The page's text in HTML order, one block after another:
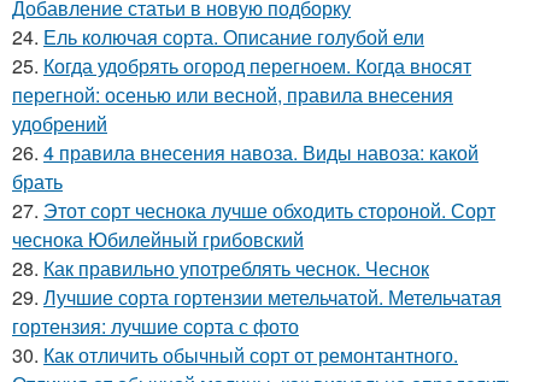
Добавление статьи в новую подборку
24. Ель колючая сорта. Описание голубой ели
25. Когда удобрять огород перегноем. Когда вносят
перегной: осенью или весной, правила внесения
удобрений
26. 4 правила внесения навоза. Виды навоза: какой
брать
27. Этот сорт чеснока лучше обходить стороной. Сорт
чеснока Юбилейный грибовский
28. Как правильно употреблять чеснок. Чеснок
29. Лучшие сорта гортензии метельчатой. Метельчатая
гортензия: лучшие сорта с фото
30. Как отличить обычный сорт от ремонтантного.